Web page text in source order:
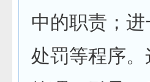
中的职责；
处罚等程序